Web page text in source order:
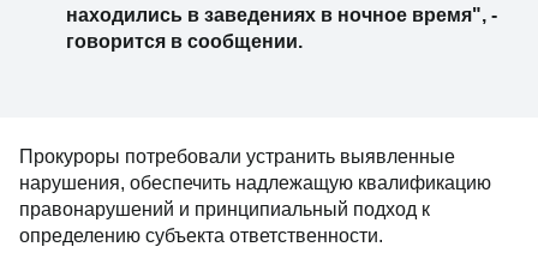
находились в заведениях в ночное время", -
говорится в сообщении.
Прокуроры потребовали устранить выявленные
нарушения, обеспечить надлежащую квалификацию
правонарушений и принципиальный подход к
определению субъекта ответственности.